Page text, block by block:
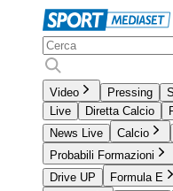
Video Pressing
Live
Diretta Calcio
News Live
Calcio
Probabili Formazioni
Drive UP
Formula E